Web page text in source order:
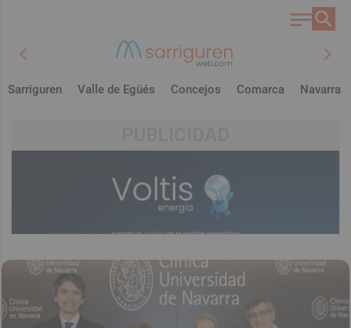
chevron_left chevron_right
Sarriguren Valle de Egüés Concejos Comarca Navarra